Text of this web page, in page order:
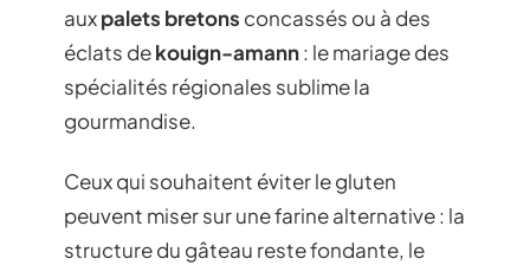
auxpalets bretons concassés ou à des
éclats dekouign-amann: le mariage des
spécialités régionales sublime la
gourmandise.
Ceux qui souhaitent éviter le gluten
peuvent miser sur une farine alternative : la
structure du gâteau reste fondante, le